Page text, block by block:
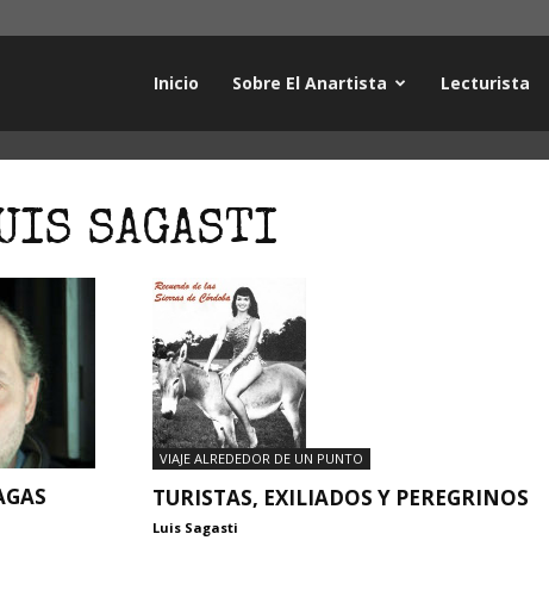
Inicio Sobre El Anartista Lecturista
SAGASTI
VIAJE ALREDEDOR DE UN PUNTO
TURISTAS, EXILIADOS Y PEREGRINOS
Luis Sagasti